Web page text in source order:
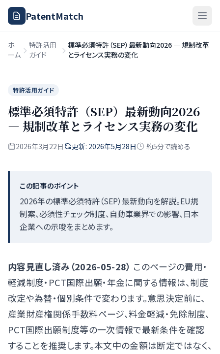
PatentMatch
ホ
ーム
特許活用
ガイド
標準必須特許（SEP）最新動向2026 — 規制改革
とライセンス実務の変化
特許活用ガイド
標準必須特許（SEP）最新動向2026
— 規制改革とライセンス実務の変化
2026年3月22日 更新: 2026年5月28日 約5分で読める
この記事のポイント
2026年の標準必須特許（SEP）最新動向を解説。EU規
制案、必須性チェック制度、自動車業界での影響、日本
企業への示唆をまとめます。
内容見直し済み（2026-05-28） このページの費用・
軽減制度・PCT国際出願・年金に関する情報は、制度
改定や為替・個別条件で変わります。意思決定前に、
産業財産権関係手数料ページ、料金軽減・免除制度、
PCT国際出願制度等の一次情報で最新条件を確認
することを推奨します。本文中の金額は断定ではなく、